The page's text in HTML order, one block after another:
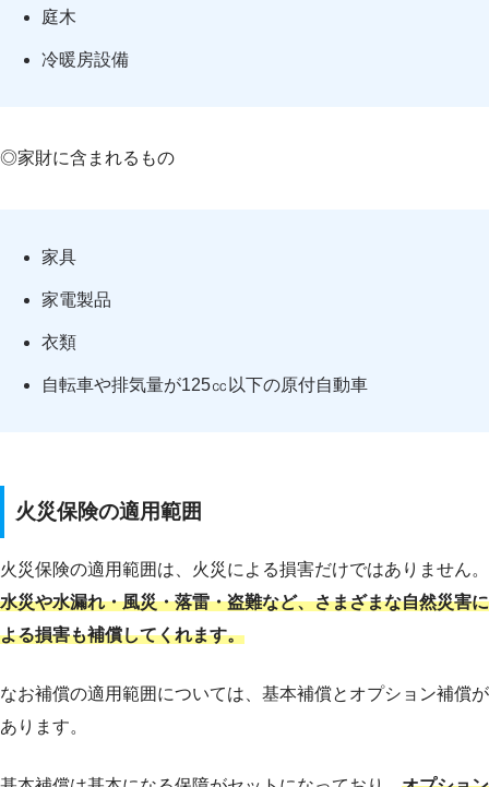
庭木
冷暖房設備
◎家財に含まれるもの
家具
家電製品
衣類
自転車や排気量が125㏄以下の原付自動車
火災保険の適用範囲
火災保険の適用範囲は、火災による損害だけではありません。
水災や水漏れ・風災・落雷・盗難など、さまざまな自然災害に
よる損害も補償してくれます。
なお補償の適用範囲については、基本補償とオプション補償が
あります。